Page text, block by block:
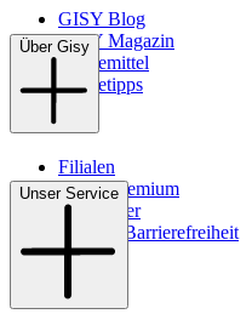
GISY Blog
GISY Magazin
Pflegemittel
Pflegetipps
Über Gisy
Filialen
WMS-Premium
Newsletter
Digitale Barrierefreiheit
Unser Service